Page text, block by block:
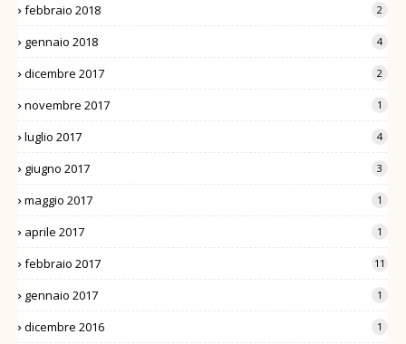
febbraio 2018 2
gennaio 2018 4
dicembre 2017 2
novembre 2017 1
luglio 2017 4
giugno 2017 3
maggio 2017 1
aprile 2017 1
febbraio 2017 11
gennaio 2017 1
dicembre 2016 1